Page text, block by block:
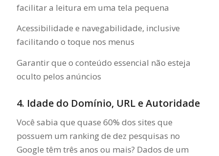
facilitar a leitura em uma tela pequena
Acessibilidade e navegabilidade, inclusive
facilitando o toque nos menus
Garantir que o conteúdo essencial não esteja
oculto pelos anúncios
4. Idade do Domínio, URL e Autoridade
Você sabia que quase 60% dos sites que
possuem um ranking de dez pesquisas no
Google têm três anos ou mais? Dados de um